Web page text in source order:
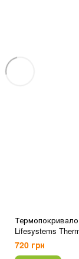
Термопокривало
Lifesystems
Bag
720 грн